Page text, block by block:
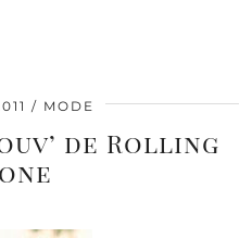
MODE
de Rolling